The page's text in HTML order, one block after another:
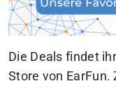
Die Deals findet
Store von